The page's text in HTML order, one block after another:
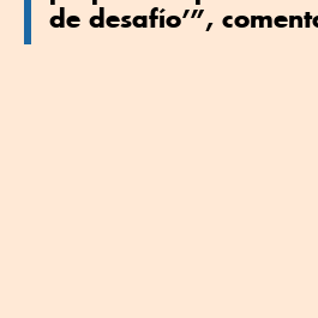
de desafío’”,